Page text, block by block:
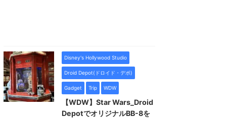
Disney's Hollywood Studio
Droid Depot(ドロイド・デポ)
Gadget Trip WDW
【WDW】Star Wars_Droid
DepotでオリジナルBB-8を